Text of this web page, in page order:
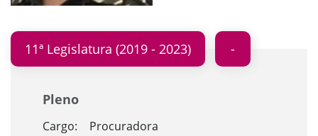
11ª Legislatura (2019 - 2023)
Pleno
Cargo:
Procuradora